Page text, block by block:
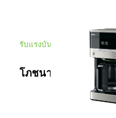
รับแรงบันดาลใจจาก
โภชนาการสำหรับเด็ก